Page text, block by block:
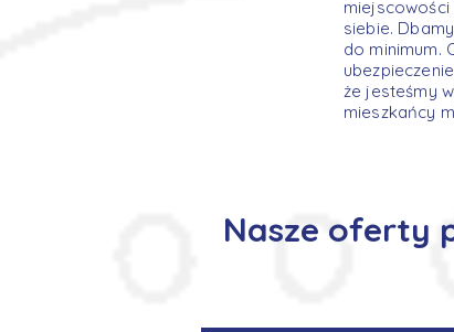
siebie.
do minimum.
że jesteśmy
mieszkańcy
Nasze oferty